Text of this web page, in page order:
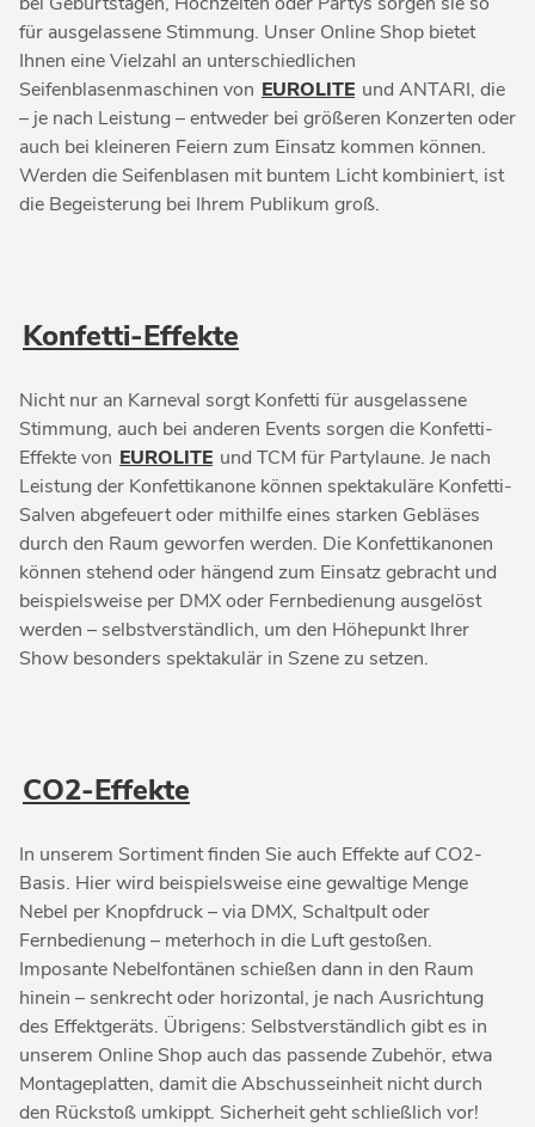
für ausgelassene Stimmung. Unser Online Shop bietet
Ihnen eine Vielzahl an unterschiedlichen
Seifenblasenmaschinen von EUROLITE und ANTARI, die
– je nach Leistung – entweder bei größeren Konzerten oder
auch bei kleineren Feiern zum Einsatz kommen können.
Werden die Seifenblasen mit buntem Licht kombiniert, ist
die Begeisterung bei Ihrem Publikum groß.
Konfetti-Effekte
Nicht nur an Karneval sorgt Konfetti für ausgelassene
Stimmung, auch bei anderen Events sorgen die Konfetti-
Effekte von EUROLITE und TCM für Partylaune. Je nach
Leistung der Konfettikanone können spektakuläre Konfetti-
Salven abgefeuert oder mithilfe eines starken Gebläses
durch den Raum geworfen werden. Die Konfettikanonen
können stehend oder hängend zum Einsatz gebracht und
beispielsweise per DMX oder Fernbedienung ausgelöst
werden – selbstverständlich, um den Höhepunkt Ihrer
Show besonders spektakulär in Szene zu setzen.
CO2-Effekte
In unserem Sortiment finden Sie auch Effekte auf CO2-
Basis. Hier wird beispielsweise eine gewaltige Menge
Nebel per Knopfdruck – via DMX, Schaltpult oder
Fernbedienung – meterhoch in die Luft gestoßen.
Imposante Nebelfontänen schießen dann in den Raum
hinein – senkrecht oder horizontal, je nach Ausrichtung
des Effektgeräts. Übrigens: Selbstverständlich gibt es in
unserem Online Shop auch das passende Zubehör, etwa
Montageplatten, damit die Abschusseinheit nicht durch
den Rückstoß umkippt. Sicherheit geht schließlich vor!